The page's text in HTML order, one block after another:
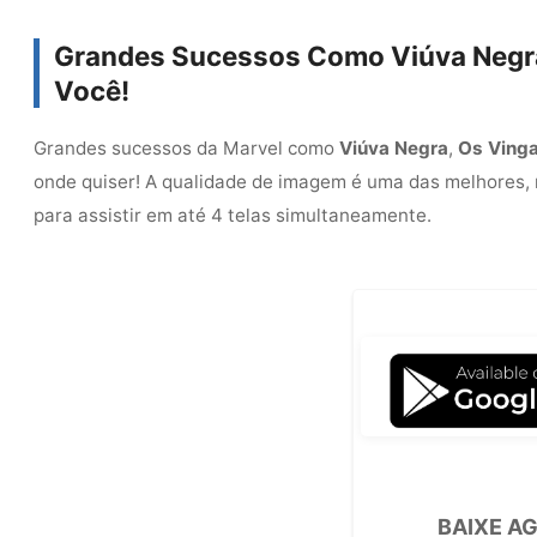
Grandes Sucessos Como Viúva
Você!
Grandes sucessos da Marvel como Viúva Negra, Os
onde quiser! A qualidade de imagem é uma das
para assistir em até 4 telas simultaneamente.
BAIXE